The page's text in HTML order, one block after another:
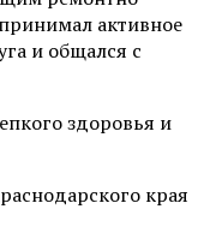
активное
и общался с
здоровья и
края